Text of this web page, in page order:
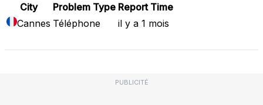
City Problem Type Report Time
Cannes Téléphone il y a 1 mois
PUBLICITÉ